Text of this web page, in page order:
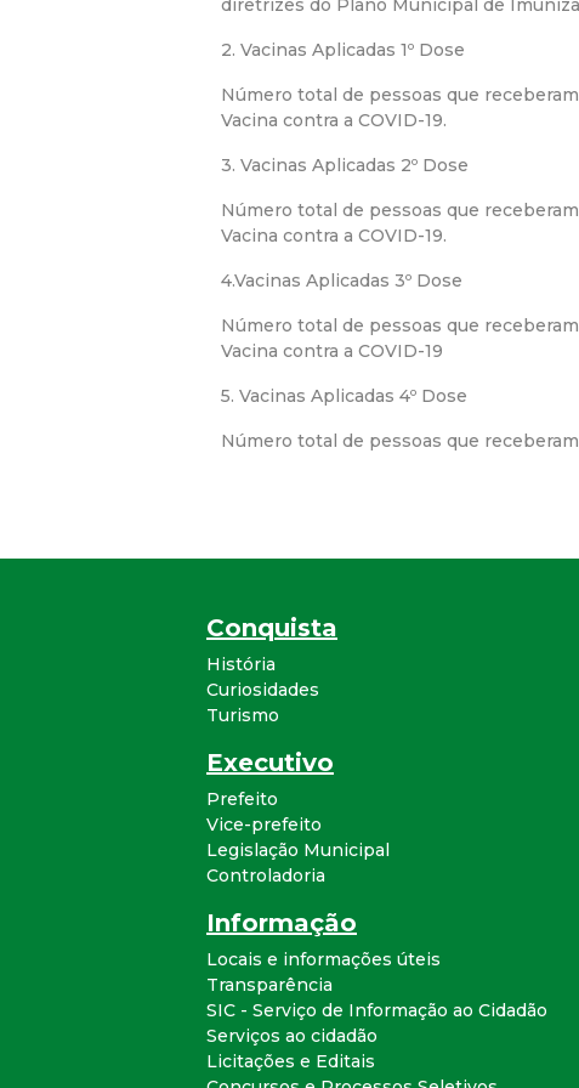
diretrizes do Plano Municipal de
2. Vacinas Aplicadas 1º Dose
Número total de pessoas que
Vacina contra a COVID-19.
3. Vacinas Aplicadas 2º Dose
Número total de pessoas que
Vacina contra a COVID-19.
4.Vacinas Aplicadas 3º Dose
Número total de pessoas que
Vacina contra a COVID-19
5. Vacinas Aplicadas 4º Dose
Número total de pessoas que
Conquista
História
Curiosidades
Turismo
Executivo
Prefeito
Vice-prefeito
Legislação Municipal
Controladoria
Informação
Locais e informações úteis
Transparência
SIC - Serviço de Informação ao Cidadão
Serviços ao cidadão
Licitações e Editais